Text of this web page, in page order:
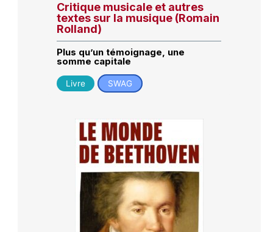
Critique musicale et autres
textes sur la musique (Romain
Rolland)
Plus qu’un témoignage, une
somme capitale
Livre SWAG